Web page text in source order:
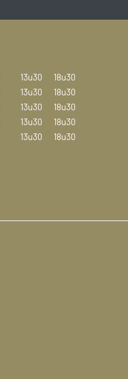
13u30
18u30
13u30
18u30
13u30
18u30
13u30
18u30
13u30
18u30